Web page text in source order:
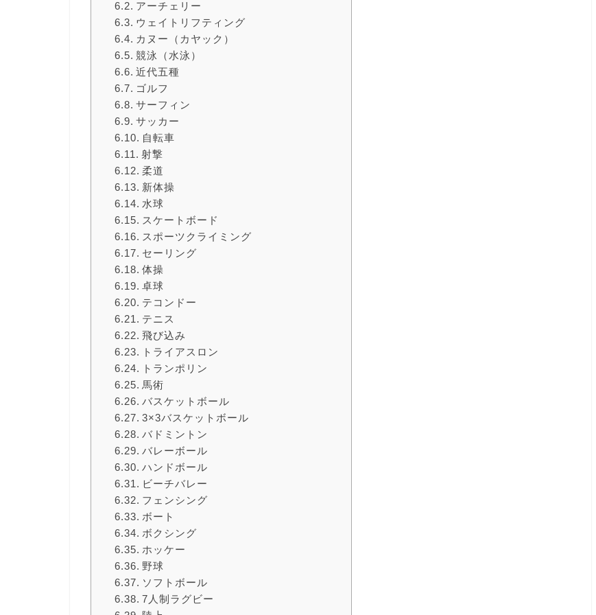
アーチェリー
ウェイトリフティング
カヌー（カヤック）
競泳（水泳）
近代五種
ゴルフ
サーフィン
サッカー
自転車
射撃
柔道
新体操
水球
スケートボード
スポーツクライミング
セーリング
体操
卓球
テコンドー
テニス
飛び込み
トライアスロン
トランポリン
馬術
バスケットボール
3×3バスケットボール
バドミントン
バレーボール
ハンドボール
ビーチバレー
フェンシング
ボート
ボクシング
ホッケー
野球
ソフトボール
7人制ラグビー